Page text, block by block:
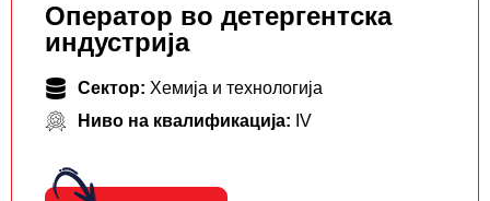
Оператор во детергентска
индустрија
Сектор: Хемија и технологија
Ниво на квалификација: IV